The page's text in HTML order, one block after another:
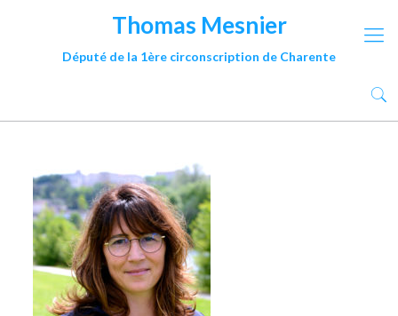
Thomas Mesnier
Député de la 1ère circonscription de Charente